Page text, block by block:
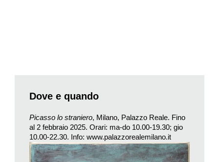
Montmartre – si poteva ormai permettere lussi prima
Normandia o avere quattro domestici al suo servizio.
A dispetto di tutto ciò, per quasi un cinquantennio Picasso non
è stato altro che uno straniero per le autorità francesi. Non
Dove e quando
Picasso lo straniero, Milano, Palazzo Reale. Fino
al 2 febbraio 2025. Orari: ma-do 10.00-19.30; gio
10.00-22.30. Info: www.palazzorealemilano.it